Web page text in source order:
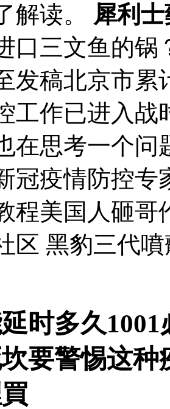
解读。 犀利
口三文鱼的锅
发稿北京市累
工作已进入战
在思考一个
冠疫情防控
程美国人砸哥
区 黑豹三代
时多久
要警惕这